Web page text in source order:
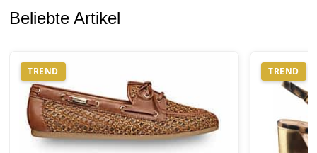
Beliebte Artikel
TREND TREND